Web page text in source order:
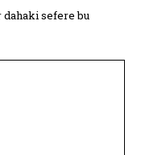
sefere bu